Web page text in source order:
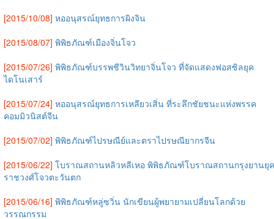
[2015/10/08] หออนุสรณ์ยุทธการผิงจิน
[2015/08/07] พิพิธภัณฑ์เมืองจิ่นโจว
[2015/07/26] พิพิธภัณฑ์บรรพชีวินวิทยาจิ่นโจว ที่จัดแสดงฟอสซิลยุค
ไดโนเสาร์
[2015/07/24] หออนุสรณ์ยุทธการเหลียวเสิ่น ที่ระลึกชัยชนะแห่งพรรค
คอมมิวนิสต์จีน
[2015/07/02] พิพิธภัณฑ์ไปรษณีย์และตราไปรษณียากรจีน
[2015/06/22] โบราณสถานหลิวหลีเหอ พิพิธภัณฑ์โบราณสถานกรุงยานยุค
ราชวงศ์โจวตะวันตก
[2015/06/16] พิพิธภัณฑ์หลู่ซวิ่น นักเขียนผู้พยายามเปลี่ยนโลกด้วย
วรรณกรรม